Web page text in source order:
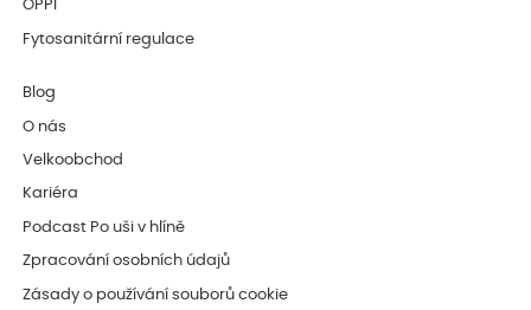
OPPI
Fytosanitární regulace
Blog
O nás
Velkoobchod
Kariéra
Podcast Po uši v hlíně
Zpracování osobních údajů
Zásady o používání souborů cookie